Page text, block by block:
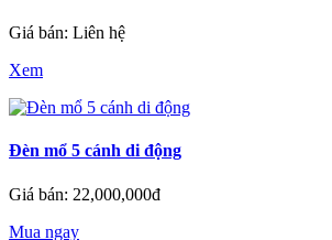
Giá bán: Liên hệ
Xem
Đèn mổ 5 cánh di động
Giá bán: 22,000,000đ
Mua ngay